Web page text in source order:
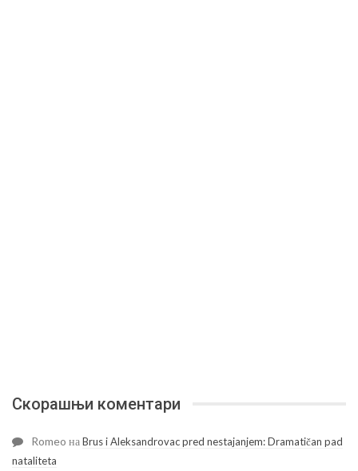
Скорашњи коментари
Romeo наBrus i Aleksandrovac pred nestajanjem: Dramatičan pad
nataliteta